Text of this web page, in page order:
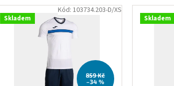
Skladem
859 Kč
–34 %
Kód: 103734.203-D/XS
Skladem